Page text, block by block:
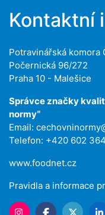
Kontaktní
Potravinářská komora
Počernická 96/272
Praha 10 - Malešice
Správce značky
normy“
Email:
Telefon: +420 602
www.foodnet.cz
Pravidla a informace